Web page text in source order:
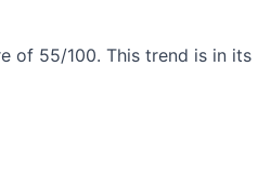
of 55/100. This trend is in its